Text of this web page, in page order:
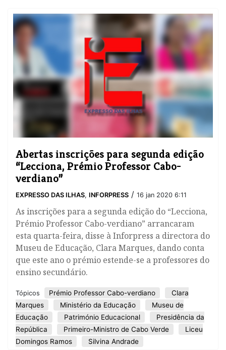
Abertas inscrições para segunda edição
“Lecciona, Prémio Professor Cabo-
verdiano”
EXPRESSO DAS ILHAS, INFORPRESS / 16 jan 2020 6:11
As inscrições para a segunda edição do “Lecciona,
Prémio Professor Cabo-verdiano” arrancaram
esta quarta-feira, disse à Inforpress a directora do
Museu de Educação, Clara Marques, dando conta
que este ano o prémio estende-se a professores do
ensino secundário.
Tópicos Prémio Professor Cabo-verdiano
Clara
Marques
Ministério da Educação
Museu de
Educação
Património Educacional
Presidência da
República
Primeiro-Ministro de Cabo Verde
Liceu
Domingos Ramos
Silvina Andrade